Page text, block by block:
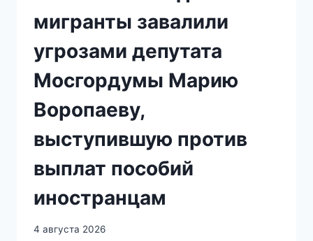
мигранты завалили
угрозами депутата
Мосгордумы Марию
Воропаеву,
выступившую против
выплат пособий
иностранцам
4 августа 2026